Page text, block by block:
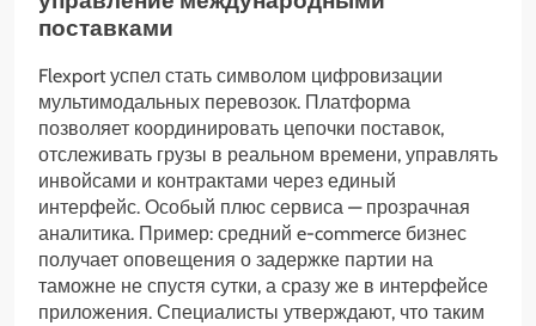
поставками
Flexport успел стать символом цифровизации
мультимодальных перевозок. Платформа
позволяет координировать цепочки поставок,
отслеживать грузы в реальном времени, управлять
инвойсами и контрактами через единый
интерфейс. Особый плюс сервиса — прозрачная
аналитика. Пример: средний e-commerce бизнес
получает оповещения о задержке партии на
таможне не спустя сутки, а сразу же в интерфейсе
приложения. Специалисты утверждают, что таким